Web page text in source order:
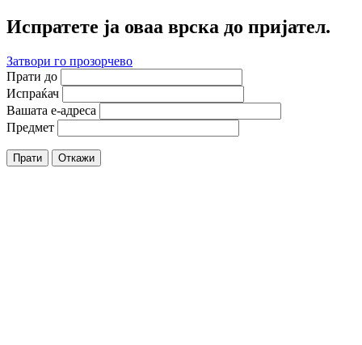
Испратете ја оваа врска до пријател.
Затвори го прозорчево
Прати до
Испраќач
Вашата е-адреса
Предмет
Прати Откажи